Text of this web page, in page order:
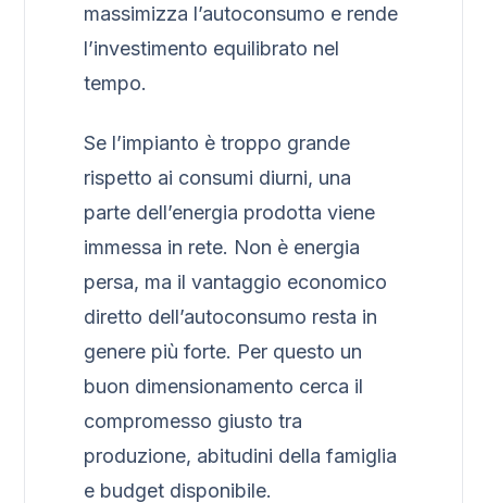
massimizza l’autoconsumo e rende
l’investimento equilibrato nel
tempo.
Se l’impianto è troppo grande
rispetto ai consumi diurni, una
parte dell’energia prodotta viene
immessa in rete. Non è energia
persa, ma il vantaggio economico
diretto dell’autoconsumo resta in
genere più forte. Per questo un
buon dimensionamento cerca il
compromesso giusto tra
produzione, abitudini della famiglia
e budget disponibile.